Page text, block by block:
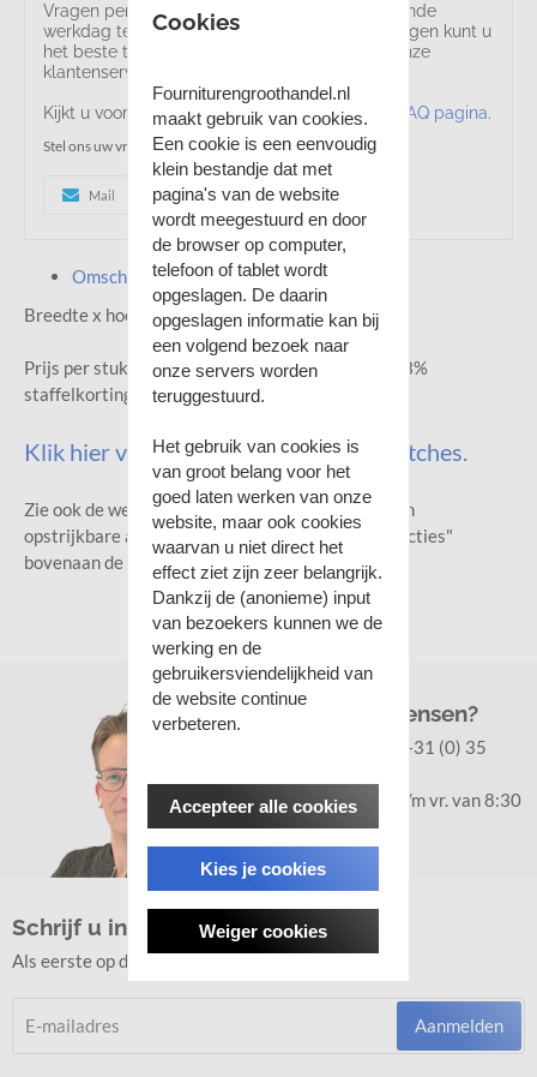
Vragen per mail proberen we uiterlijk de volgende
werkdag te beantwoorden. Voor dringende vragen kunt u
het beste telefonisch contact opnemen met onze
klantenservice.
Kijkt u voor veelgestelde vragen ook op onze FAQ pagina.
Stel ons uw vraag
Mail +31 (0) 35 8877336
Omschrijving
Breedte x hoogte: ca. 5 x 9 cm.
Prijs per stuk. Bij afname vanaf 5 stuks krijgt u 33%
staffelkorting.
Klik hier voor het hele assortiment patches.
Zie ook de werkinstructie voor het verwerken van
opstrijkbare applicaties in het menu "Werkinstructies"
bovenaan de website.
Vragen of wensen?
+31 (0) 35
Bereikbaar ma. t/m vr. van 8:30
- 18:00
Schrijf u in voor de nieuwsbrief!
Als eerste op de hoogte van nieuwtjes en acties?
Aanmelden
Cookies
Fourniturengroothandel.nl
maakt gebruik van cookies.
Een cookie is een eenvoudig
klein bestandje dat met
pagina's van de website
wordt meegestuurd en door
de browser op computer,
telefoon of tablet wordt
opgeslagen. De daarin
opgeslagen informatie kan bij
een volgend bezoek naar
onze servers worden
teruggestuurd.
Het gebruik van cookies is
van groot belang voor het
goed laten werken van onze
website, maar ook cookies
waarvan u niet direct het
effect ziet zijn zeer belangrijk.
Dankzij de (anonieme) input
van bezoekers kunnen we de
werking en de
gebruikersviendelijkheid van
de website continue
verbeteren.
Accepteer alle cookies
Kies je cookies
Weiger cookies